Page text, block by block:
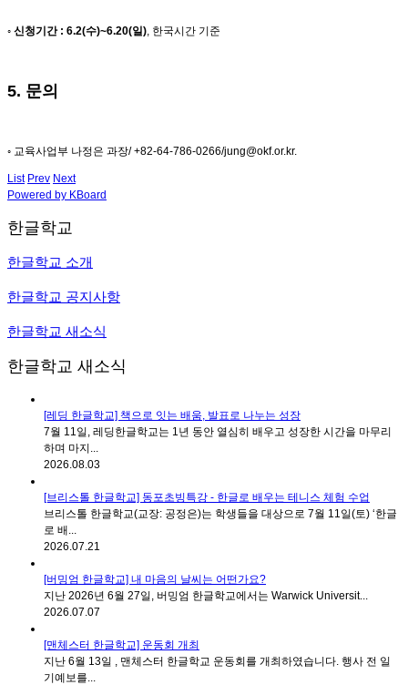
◦ 신청기간 : 6.2(수)~6.20(일), 한국시간 기준
5. 문의
◦ 교육사업부 나정은 과장/ +82-64-786-0266/jung@okf.or.kr.
List Prev Next
Powered by KBoard
한글학교
한글학교 소개
한글학교 공지사항
한글학교 새소식
한글학교 새소식
[레딩 한글학교] 책으로 잇는 배움, 발표로 나누는 성장
7월 11일, 레딩한글학교는 1년 동안 열심히 배우고 성장한 시간을 마무리
하며 마지...
2026.08.03
[브리스톨 한글학교] 동포초빙특강 - 한글로 배우는 테니스 체험 수업
브리스톨 한글학교(교장: 공정은)는 학생들을 대상으로 7월 11일(토) ‘한글
로 배...
2026.07.21
[버밍엄 한글학교] 내 마음의 날씨는 어떤가요?
지난 2026년 6월 27일, 버밍엄 한글학교에서는 Warwick Universit...
2026.07.07
[맨체스터 한글학교] 운동회 개최
지난 6월 13일 , 맨체스터 한글학교 운동회를 개최하였습니다. 행사 전 일
기예보를...